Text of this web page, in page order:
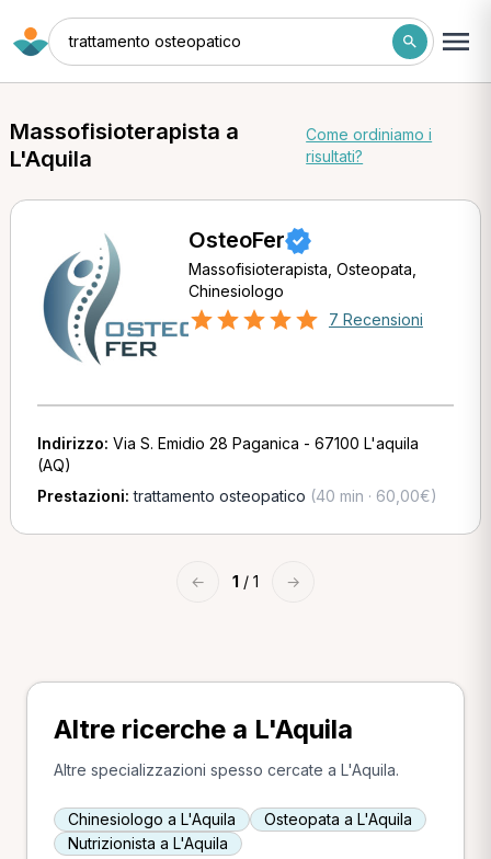
trattamento osteopatico
Massofisioterapista a
L'Aquila
Come ordiniamo i
risultati?
OsteoFer
Massofisioterapista, Osteopata,
Chinesiologo
7 Recensioni
Indirizzo: Via S. Emidio 28 Paganica - 67100 L'aquila
(AQ)
Prestazioni:trattamento osteopatico (40 min · 60,00€)
← 1 / 1 →
Altre ricerche a L'Aquila
Altre specializzazioni spesso cercate a L'Aquila.
Chinesiologo a L'Aquila
Osteopata a L'Aquila
Nutrizionista a L'Aquila